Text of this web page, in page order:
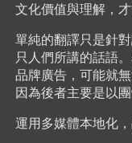
文化價值與理解，
單純的翻譯只是針
只人們所講的話語
品牌廣告，可能就
因為後者主要是以團
運用多媒體本地化